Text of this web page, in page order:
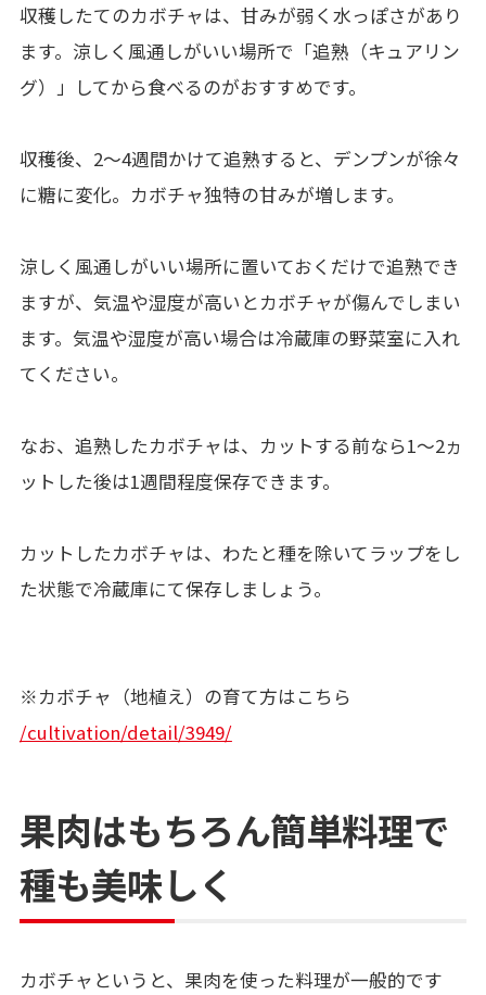
収穫したてのカボチャは、甘みが弱く水っぽさがあり
ます。涼しく風通しがいい場所で「追熟（キュアリン
グ）」してから食べるのがおすすめです。
収穫後、2～4週間かけて追熟すると、デンプンが徐々
に糖に変化。カボチャ独特の甘みが増します。
涼しく風通しがいい場所に置いておくだけで追熟でき
ますが、気温や湿度が高いとカボチャが傷んでしまい
ます。気温や湿度が高い場合は冷蔵庫の野菜室に入れ
てください。
なお、追熟したカボチャは、カットする前なら1～2ヵ
ットした後は1週間程度保存できます。
カットしたカボチャは、わたと種を除いてラップをし
た状態で冷蔵庫にて保存しましょう。
※カボチャ（地植え）の育て方はこちら
/cultivation/detail/3949/
果肉はもちろん簡単料理で
種も美味しく
カボチャというと、果肉を使った料理が一般的です